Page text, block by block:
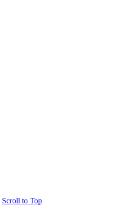
Scroll to Top